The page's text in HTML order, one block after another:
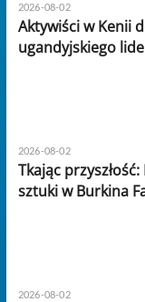
2026-08-02
Aktywiści w Kenii
ugandyjskiego
2026-08-02
Tkając
sztuki w Burkina
2026-08-02